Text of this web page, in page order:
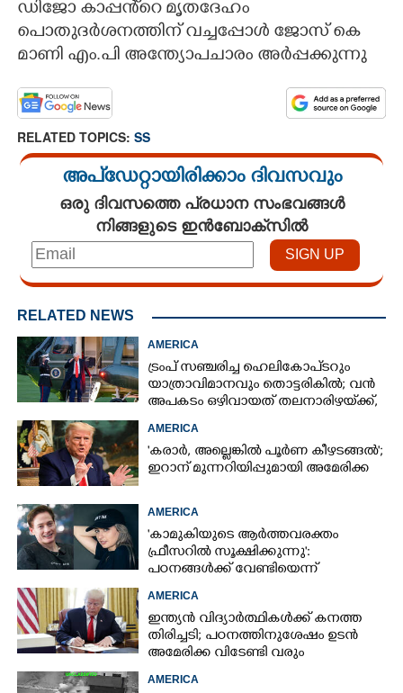
CARTOONS
ZOOM
CONTACT US
ഡിജോ കാപ്പൻ്റെ മൃതദേഹം
പൊതുദർശനത്തിന് വച്ചപ്പോൾ ജോസ് കെ
മാണി എം.പി അന്ത്യോപചാരം അർപ്പക്കുന്നു
RELATED TOPICS: SS
അപ്ഡേറ്റായിരിക്കാം ദിവസവും
ഒരു ദിവസത്തെ പ്രധാന സംഭവങ്ങൾ
നിങ്ങളുടെ ഇൻബോക്സിൽ
RELATED NEWS
AMERICA
ട്രംപ് സഞ്ചരിച്ച ഹെലികോപ്‌ടറും
യാത്രാവിമാനവും തൊട്ടരികിൽ; വൻ
അപകടം ഒഴിവായത് തലനാരിഴയ്‌ക്ക്,
AMERICA
'കരാർ, അല്ലെങ്കിൽ പൂർണ കീഴടങ്ങൽ';
ഇറാന് മുന്നറിയിപ്പുമായി അമേരിക്ക
AMERICA
'കാമുകിയുടെ ആർത്തവരക്തം
ഫ്രീസറിൽ സൂക്ഷിക്കുന്നു':
പഠനങ്ങൾക്ക് വേണ്ടിയെന്ന്
ജോൺസന്റെ പോസ്റ്റ്
AMERICA
ഇന്ത്യൻ വിദ്യാർത്ഥികൾക്ക് കനത്ത
തിരിച്ചടി; പഠനത്തിനുശേഷം ഉടൻ
അമേരിക്ക വിടേണ്ടി വരും
AMERICA